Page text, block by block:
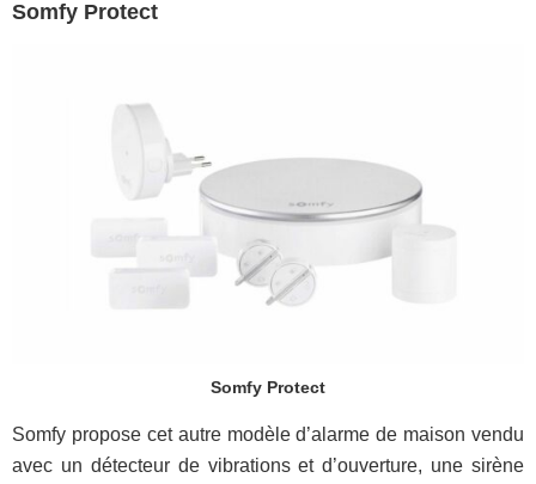
Somfy Protect
Somfy Protect
Somfy propose cet autre modèle d’alarme de maison vendu
avec un détecteur de vibrations et d’ouverture, une sirène